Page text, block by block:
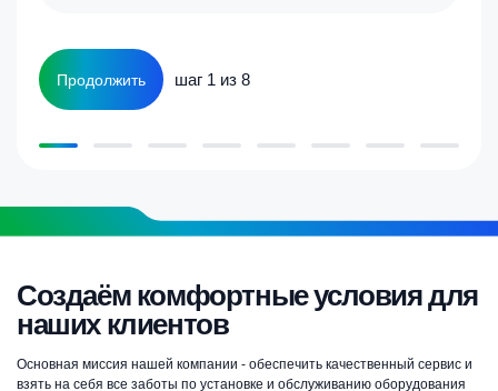
Продолжить шаг 1 из 8
Создаём комфортные условия для
наших клиентов
Основная миссия нашей компании - обеспечить качественный сервис и
взять на себя все заботы по установке и обслуживанию оборудования